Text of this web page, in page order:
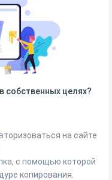
собственных целях?
на сайте
с помощью которой
копирования.